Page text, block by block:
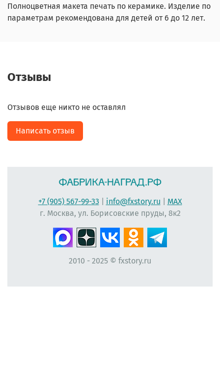
Полноцветная макета печать по керамике. Изделие по
параметрам рекомендована для детей от 6 до 12 лет.
Отзывы
Отзывов еще никто не оставлял
Написать отзыв
+7 (905) 567-99-33 info@fxstory.ru
MAX
г. Москва, ул. Борисовские пруды, 8к2
2010 - 2025 © fxstory.ru